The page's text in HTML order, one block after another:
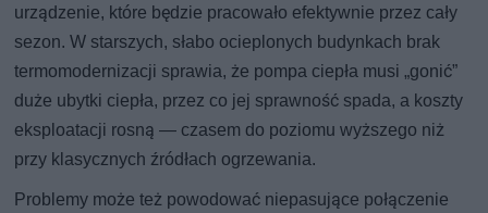
urządzenie, które będzie pracowało efektywnie przez cały
sezon. W starszych, słabo ocieplonych budynkach brak
termomodernizacji sprawia, że pompa ciepła musi „gonić”
duże ubytki ciepła, przez co jej sprawność spada, a koszty
eksploatacji rosną — czasem do poziomu wyższego niż
przy klasycznych źródłach ogrzewania.
Problemy może też powodować niepasujące połączenie